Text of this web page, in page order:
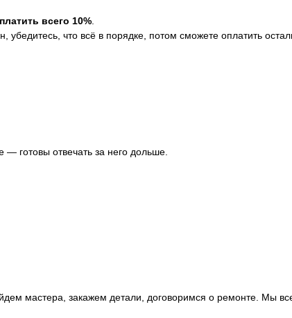
всего 10%
что всё в порядке, потом сможете оплатить
готовы отвечать за него дольше.
мастера, закажем детали, договоримся о ремонте. Мы